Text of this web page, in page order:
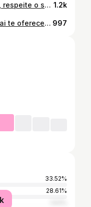
Tudo na vida tem um processo, respeite o seu❤️‍🩹 1.2k
Sou algo bom que a vida não vai te oferecer duas vezes.🙆🏽‍♀️❤️ 997
33.52%
28.61%